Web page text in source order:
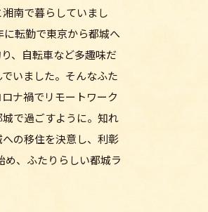
南で暮らしていまし
転勤で東京から都城へ
、自転車など多趣味だ
いました。そんなふた
ナ禍でリモートワーク
で過ごすように。知れ
の移住を決意し、利彰
め、ふたりらしい都城ラ